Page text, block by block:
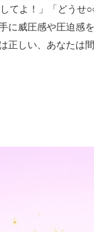
てよ！」「どう
に威圧感や圧迫感
正しい、あなたは